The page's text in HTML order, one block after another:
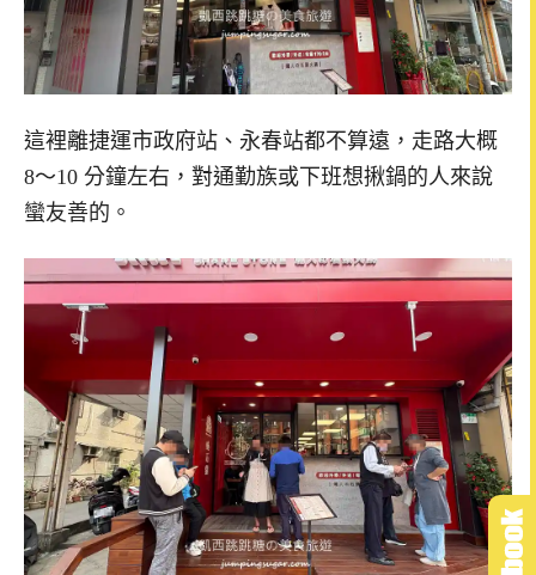
這裡離捷運市政府站、永春站都不算遠，走路大概
8～10 分鐘左右，對通勤族或下班想揪鍋的人來說
蠻友善的。